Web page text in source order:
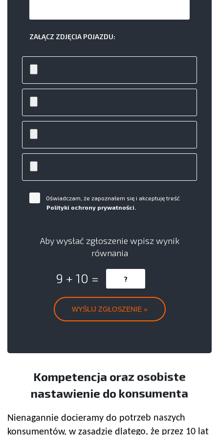
ZAŁĄCZ ZDJĘCIA POJAZDU:
Oświadczam, że zapoznałem się i akceptuję treść
Polityki ochrony prywatności.
Aby wysłać zgłoszenie wpisz wynik
równania
9 + 10 =
Kompetencja oraz osobiste
nastawienie do konsumenta
Nienagannie docieramy do potrzeb naszych
konsumentów, w zasadzie dlatego, że przez 10 lat